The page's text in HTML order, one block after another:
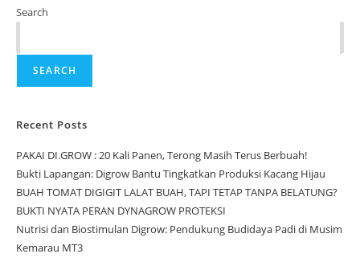
Search
SEARCH
Recent Posts
PAKAI DI.GROW : 20 Kali Panen, Terong Masih Terus Berbuah!
Bukti Lapangan: Digrow Bantu Tingkatkan Produksi Kacang Hijau
BUAH TOMAT DIGIGIT LALAT BUAH, TAPI TETAP TANPA BELATUNG?
BUKTI NYATA PERAN DYNAGROW PROTEKSI
Nutrisi dan Biostimulan Digrow: Pendukung Budidaya Padi di Musim
Kemarau MT3